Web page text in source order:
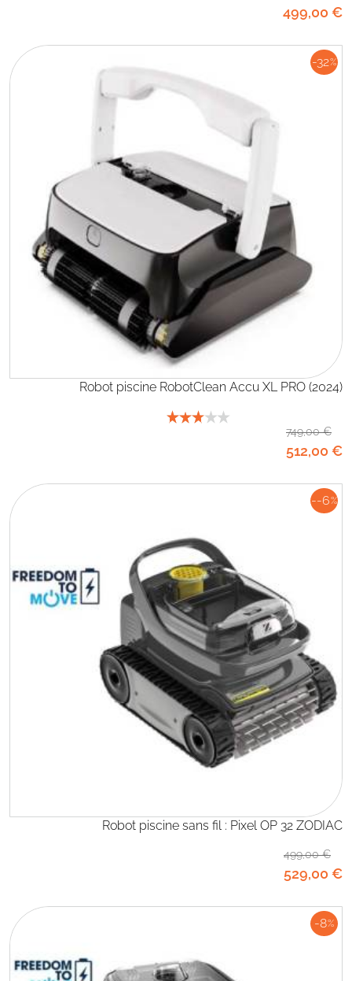
499,00 €
Robot piscine RobotClean Accu XL PRO (2024)
749,00€
512,00 €
-32%
Robot piscine sans fil : Pixel OP 32 ZODIAC
499,00€
529,00 €
--6%
-8%